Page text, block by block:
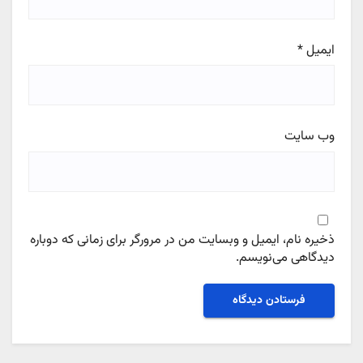
ایمیل*
وب‌ سایت
ذخیره نام، ایمیل و وبسایت من در مرورگر برای زمانی که دوباره
دیدگاهی می‌نویسم.